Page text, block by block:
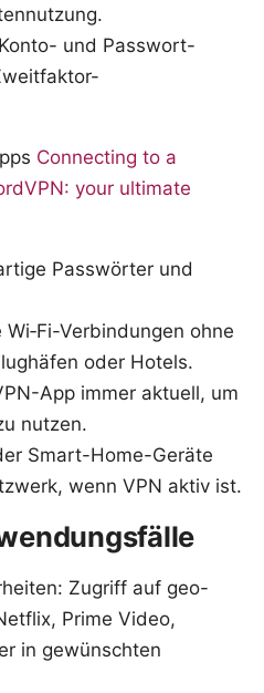
und Passwort-
Connecting to a
your ultimate
Passwörter und
Verbindungen ohne
oder Hotels.
App immer aktuell, um
nutzen.
Smart-Home-Geräte
wenn VPN aktiv ist.
Zugriff auf geo-
Prime Video,
in gewünschten